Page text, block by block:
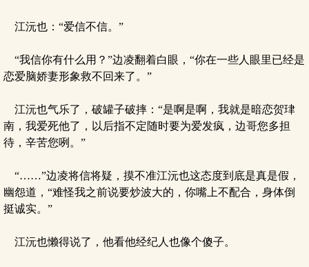
江沅也：“爱信不信。”
“我信你有什么用？”边凌翻着白眼，“你在一些人眼里已经是
恋爱脑娇妻形象救不回来了。”
江沅也气乐了，破罐子破摔：“是啊是啊，我就是暗恋贺珒
南，我爱死他了，以后指不定随时要为爱发疯，边哥您多担
待，辛苦您咧。”
“……”边凌将信将疑，摸不准江沅也这态度到底是真是假，
幽怨道，“难怪我之前说要炒波大的，你嘴上不配合，身体倒
挺诚实。”
江沅也懒得说了，他看他经纪人也像个傻子。